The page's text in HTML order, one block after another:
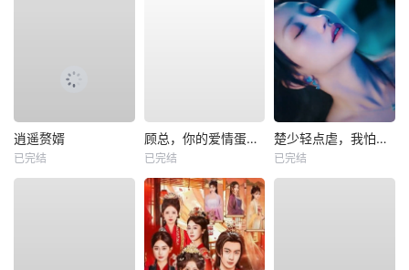
逍遥赘婿
已完结
顾总，你的爱情蛋炒饭已送达
已完结
楚少轻点虐，我怕夫人受不住
已完结